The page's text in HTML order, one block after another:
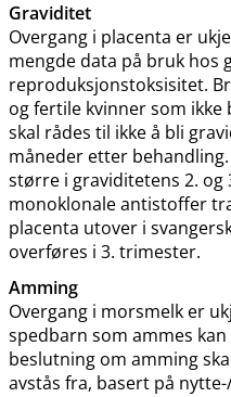
Graviditet
Overgang i placenta er
mengde data på bruk hos
reproduksjonstoksisitet.
og fertile kvinner som
skal rådes til ikke å bli
måneder etter
større i graviditetens 2. og
monoklonale antistoffer
placenta utover i
overføres i 3. trimester.
Amming
Overgang i morsmelk er
spedbarn som ammes
beslutning om amming
avstås fra, basert på